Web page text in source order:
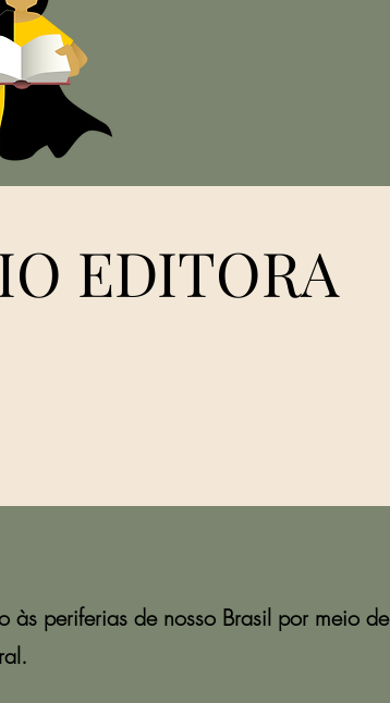
EDITORA
às periferias de nosso Brasil por meio de